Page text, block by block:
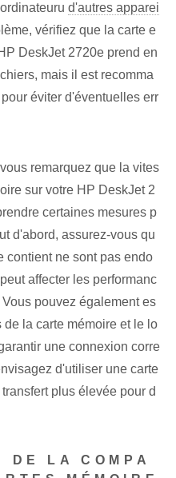
d'autres apparei
vérifiez que la carte e
DeskJet 2720e prend en
mais il est recomma
éviter d'éventuelles err
remarquez que la vites
sur votre HP DeskJet 2
certaines mesures p
d'abord, assurez-vous qu
contient ne sont pas⁢ endo
affecter les ‌performanc
pouvez également es
la carte mémoire et le lo
une connexion corre
d'utiliser une carte
plus élevée pour d
DE LA COMPA